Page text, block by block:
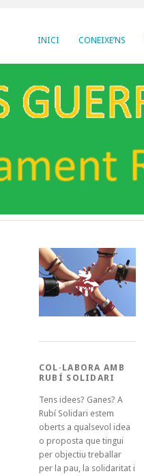
INICI CONEIXE’NS
COL·LABORA AMB
RUBÍ SOLIDARI
Tens idees? Ganes? A
Rubí Solidari estem
oberts a qualsevol idea
o proposta que tingui
per objectiu treballar
per la pau, la solidaritat i